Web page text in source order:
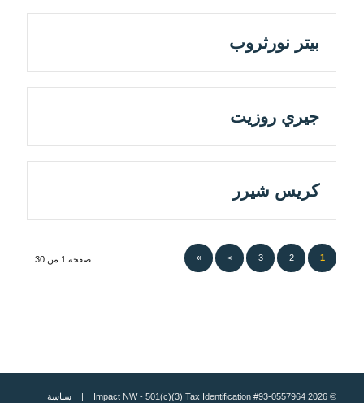
بيتر نورثروب
جيري روزيت
كريس شيرر
صفحة 1 من 30 1
2
3
>
»
© 2026 Impact NW - 501(c)(3) Tax Identification #93-0557964 | سياسة